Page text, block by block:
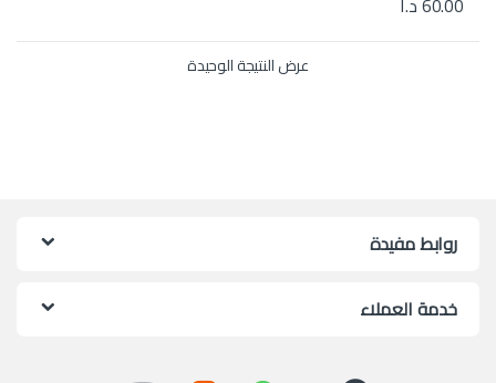
عرض النتيجة الوحيدة
روابط مفيدة
خدمة العملاء